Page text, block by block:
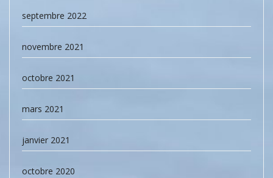
septembre 2022
novembre 2021
octobre 2021
mars 2021
janvier 2021
octobre 2020